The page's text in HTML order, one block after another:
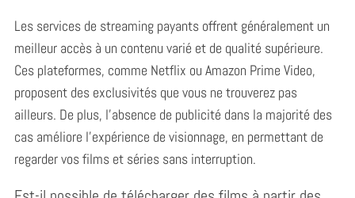
Les services de streaming payants offrent généralement un
meilleur accès à un contenu varié et de qualité supérieure.
Ces plateformes, comme Netflix ou Amazon Prime Video,
proposent des exclusivités que vous ne trouverez pas
ailleurs. De plus, l’absence de publicité dans la majorité des
cas améliore l’expérience de visionnage, en permettant de
regarder vos films et séries sans interruption.